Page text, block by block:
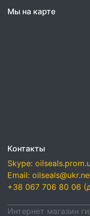
Мы на карте
Контакты
Skype:
Email:
+38 067 706 80 06
Интернет магазин